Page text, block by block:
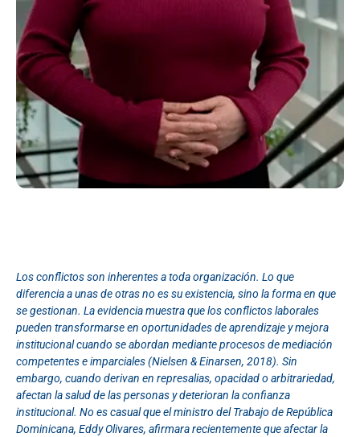
Los conflictos son inherentes a toda organización. Lo que
diferencia a unas de otras no es su existencia, sino la forma en que
se gestionan. La evidencia muestra que los conflictos laborales
pueden transformarse en oportunidades de aprendizaje y mejora
institucional cuando se abordan mediante procesos de mediación
competentes e imparciales (Nielsen & Einarsen, 2018). Sin
embargo, cuando derivan en represalias, opacidad o arbitrariedad,
afectan la salud de las personas y deterioran la confianza
institucional. No es casual que el ministro del Trabajo de República
Dominicana, Eddy Olivares, afirmara recientemente que afectar la